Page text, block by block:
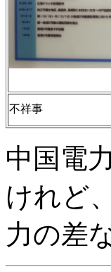
不祥事
中国電
けれど
力の差